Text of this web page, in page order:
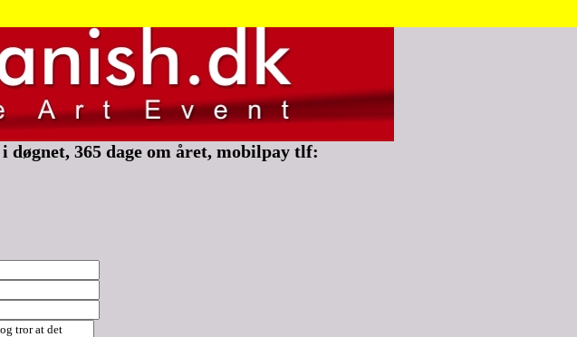
365 dage om året, mobilpay tlf: